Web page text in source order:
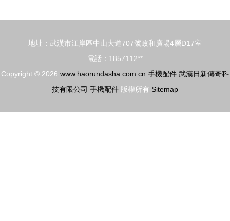
艷手感
地址：武漢市江岸區中山大道707號政和廣場4層D17室
電話：1857112**
Copyright © 2026 www.haorundasha.com.cn 手機配件 武漢日新傳奇科
技有限公司 手機配件 版權所有 Sitemap